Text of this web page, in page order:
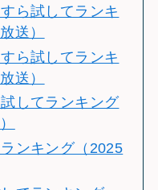
ら試してランキ
送）
ら試してランキ
送）
してランキング
ンキング（2025